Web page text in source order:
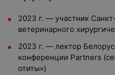
2023 г. — участник
ветеринарного
2023 г. — лектор
конференции Partners
отиты»)